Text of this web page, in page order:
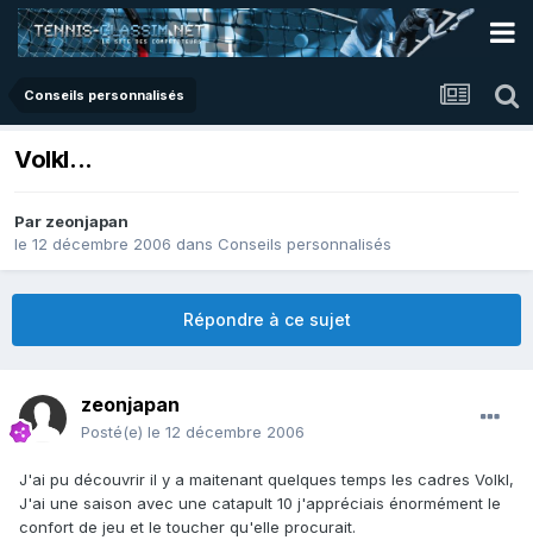
Conseils personnalisés
Volkl...
Par zeonjapan
le 12 décembre 2006 dans Conseils personnalisés
Répondre à ce sujet
zeonjapan
Posté(e) le 12 décembre 2006
J'ai pu découvrir il y a maitenant quelques temps les cadres Volkl,
J'ai une saison avec une catapult 10 j'appréciais énormément le
confort de jeu et le toucher qu'elle procurait.